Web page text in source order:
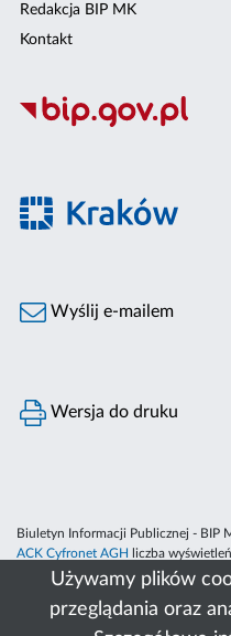
Używamy plików
przeglądania oraz
Redakcja BIP MK
Kontakt
Wyślij e-mailem
Wersja do druku
Biuletyn Informacji Publicznej - BIP
ACK Cyfronet AGH
liczba